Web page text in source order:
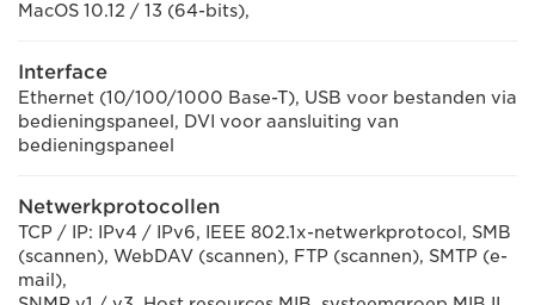
MacOS 10.12 / 13 (64-bits),
Interface
Ethernet (10/100/1000 Base-T), USB voor bestanden via
bedieningspaneel, DVI voor aansluiting van
bedieningspaneel
Netwerkprotocollen
TCP / IP: IPv4 / IPv6, IEEE 802.1x-netwerkprotocol, SMB
(scannen), WebDAV (scannen), FTP (scannen), SMTP (e-
mail),